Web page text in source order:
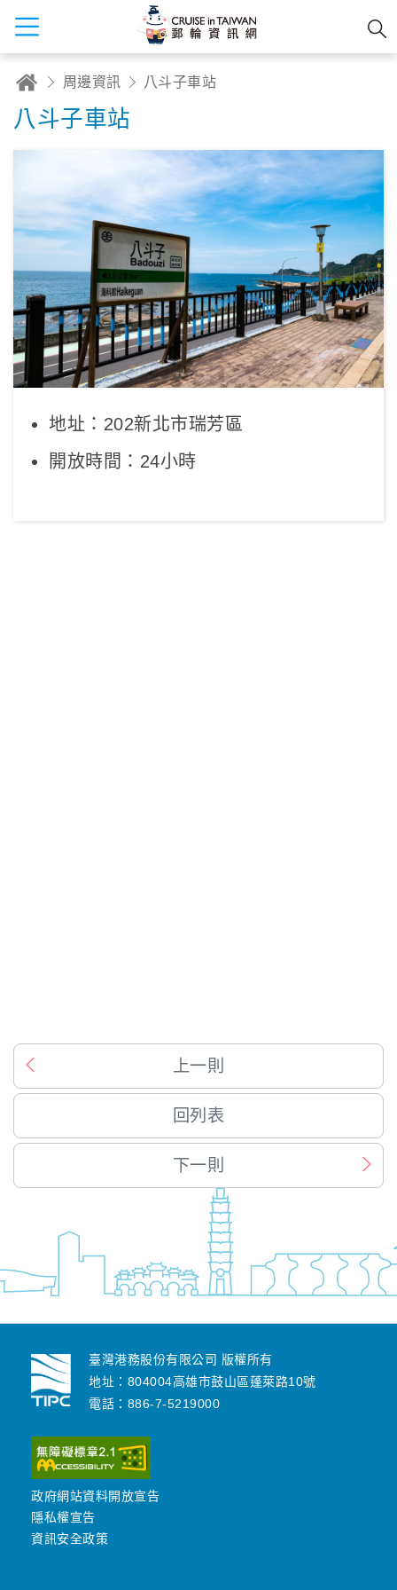
周邊資訊 八斗子車站
八斗子車站
地址：202新北市瑞芳區
開放時間：24小時
上一則
回列表
下一則
臺灣港務股份有限公司 版權所有
地址：804004高雄市鼓山區蓬萊路10號
電話：886-7-5219000
政府網站資料開放宣告
隱私權宣告
資訊安全政策